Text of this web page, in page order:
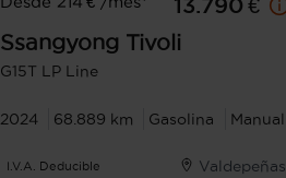
13.790 €
Ssangyong Tivoli
G15T LP Line
2024 68.889 km Gasolina Manual
I.V.A. Deducible Valdepeñas